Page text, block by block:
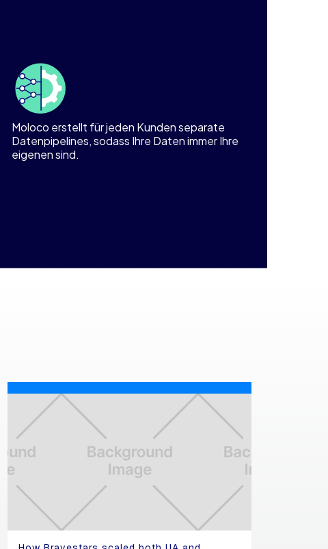
Moloco erstellt für jeden Kunden separate
Datenpipelines, sodass Ihre Daten immer Ihre
eigenen sind.